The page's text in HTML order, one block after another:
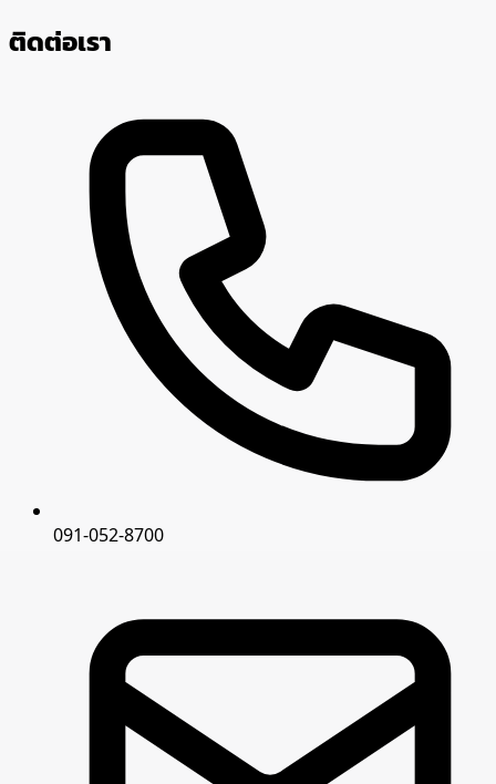
ติดต่อเรา
091-052-8700